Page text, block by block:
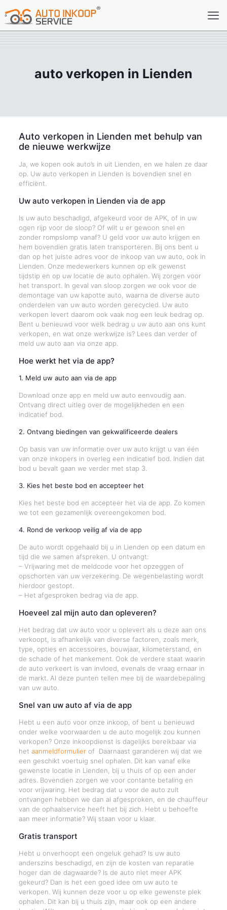
auto verkopen in Lienden
Auto verkopen in Lienden met behulp van
de nieuwe werkwijze
Ja, we kopen ook auto’s in uit Lienden, en we halen ze daar
op. Uw auto verkopen in Lienden is bovendien snel en
efficiënt.
Uw auto verkopen in Lienden via de app
Is uw auto beschadigd, afgekeurd voor de APK, of in uw
ogen rijp voor de sloop? Of wilt u er gewoon snel en
zonder rompslomp vanaf? U geld voor uw auto krijgen en
hem bovendien gratis laten transporteren. Bij ons bent u
dan op het juiste adres voor de inkoop van uw auto, ook in
Lienden. Onze medewerkers kunnen op elk gewenst
tijdstip en op uw locatie de auto ophalen. Wij zorgen voor
het transport. In geval van sloop zorgen we ook voor de
demontage van uw kapotte auto, waarna de diverse auto
onderdelen van uw auto worden gerecycled. Uw auto
verkopen levert daarom ook vaak nog een leuk bedrag op.
Bent u benieuwd voor welk bedrag u uw auto aan ons kunt
verkopen, en wat onze werkwijze is? Lees dan verder of
meld uw auto aan via onze app.
Hoe werkt het via de app?
1. Meld uw auto aan via de app
Download onze app en meld uw auto eenvoudig aan.
Ontvang direct uitleg over de mogelijkheden en een
indicatief bod.
2. Ontvang biedingen van gekwalificeerde dealers
Op basis van uw informatie over uw auto krijgt u van één
van onze inkopers in overleg een indicatief bod. Indien dat
bod u bevalt gaan we verder met stap 3.
3. Kies het beste bod en accepteer het
Kies het beste bod en accepteer het via de app. Zo komen
we tot een gezamenlijk overeengekomen bod.
4. Rond de verkoop veilig af via de app
De auto wordt opgehaald bij u in Lienden op een datum en
tijd die we samen afspreken. U ontvangt:
– Vrijwaring met de meldcode voor het opzeggen of
opschorten van uw verzekering. De wegenbelasting wordt
hierdoor gestopt.
– Het afgesproken bedrag via de app.
Hoeveel zal mijn auto dan opleveren?
Het bedrag dat uw auto voor u oplevert als u deze aan ons
verkoopt, is afhankelijk van diverse factoren, zoals merk,
type, opties en accessoires, bouwjaar, kilometerstand, en
de schade of het mankement. Ook de verdere staat waarin
de auto verkeert is van invloed, evenals de vraag ernaar in
de markt. Al deze punten tellen mee bij de waardebepaling
van uw auto.
Snel van uw auto af via de app
Hebt u een auto voor onze inkoop, of bent u benieuwd
onder welke voorwaarden u de auto mogelijk zou kunnen
verkopen? Onze inkoopdienst is dagelijks bereikbaar via
het aanmeldformulierof Daarnaast garanderen wij dat we
een geschikt voertuig snel ophalen. Dit kan vanaf elke
gewenste locatie in Lienden, bij u thuis of op een ander
adres. Bovendien zorgen we voor contante betaling en
voor vrijwaring. Het bedrag dat u voor de auto zult
ontvangen hebben we dan al afgesproken, en de chauffeur
van de ophaalservice heeft het bij zich. Hebt u behoefte
aan meer informatie? Wij staan voor u klaar.
Gratis transport
Hebt u onverhoopt een ongeluk gehad? Is uw auto
anderszins beschadigd, en zijn de kosten van reparatie
hoger dan de dagwaarde? Is de auto niet meer APK
gekeurd? Dan is het een goed idee om uw auto te
verkopen. Wij kunnen deze voor u op elke gewenste plek
ophalen. Dit kan bij u thuis zijn, maar ook op een andere